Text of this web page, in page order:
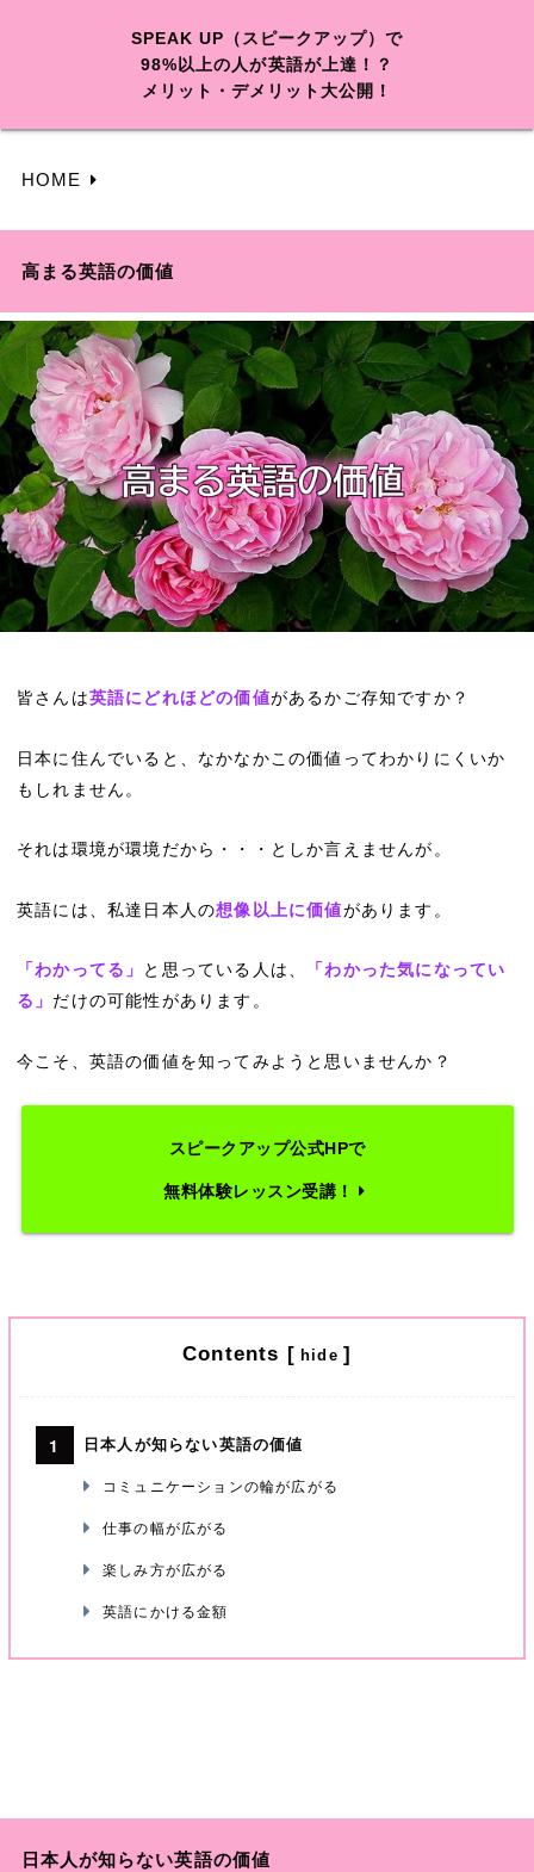
SPEAK UP（スピークアップ）で
98%以上の人が英語が上達！？
メリット・デメリット大公開！
HOME
高まる英語の価値
皆さんは英語にどれほどの価値があるかご存知ですか？
日本に住んでいると、なかなかこの価値ってわかりにくいか
もしれません。
それは環境が環境だから・・・としか言えませんが。
英語には、私達日本人の想像以上に価値があります。
「わかってる」 と思っている人は、
「わかった気になってい
る」 だけの可能性があります。
今こそ、英語の価値を知ってみようと思いませんか？
スピークアップ公式HPで
無料体験レッスン受講！
Contents [ hide ]
日本人が知らない英語の価値
コミュニケーションの輪が広がる
仕事の幅が広がる
楽しみ方が広がる
英語にかける金額
日本人が知らない英語の価値